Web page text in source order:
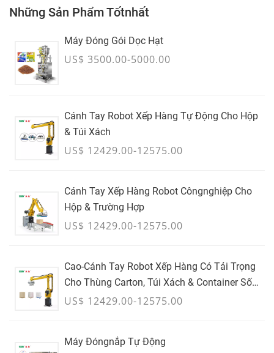
Những Sản Phẩm Tốtnhất
Máy Đóng Gói Dọc Hạt
US$ 3500.00-5000.00
Cánh Tay Robot Xếp Hàng Tự Động Cho Hộp
& Túi Xách
US$ 12429.00-12575.00
Cánh Tay Xếp Hàng Robot Côngnghiệp Cho
Hộp & Trường Hợp
US$ 12429.00-12575.00
Cao-Cánh Tay Robot Xếp Hàng Có Tải Trọng
Cho Thùng Carton, Túi Xách & Container Số
Lượng Lớn - THÁNG 7
US$ 12429.00-12575.00
Máy Đóngnắp Tự Động